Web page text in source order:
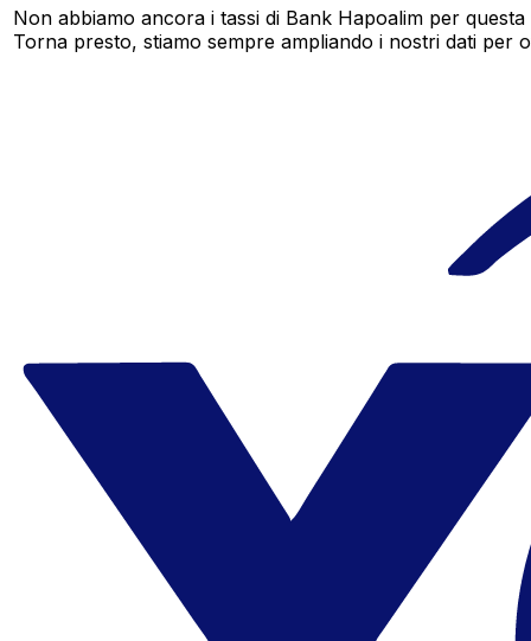
Non abbiamo ancora i tassi di Bank Hapoalim per
Torna presto, stiamo sempre ampliando i nostri dati per